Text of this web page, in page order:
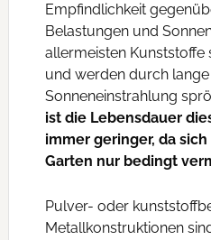
Empfindlichkeit
Belastungen und
allermeisten Kunststoffe
und werden durch
Sonneneinstrahlung
ist die Lebensdauer
immer geringer, da
Garten nur bedingt
Pulver- oder
Metallkonstruktionen